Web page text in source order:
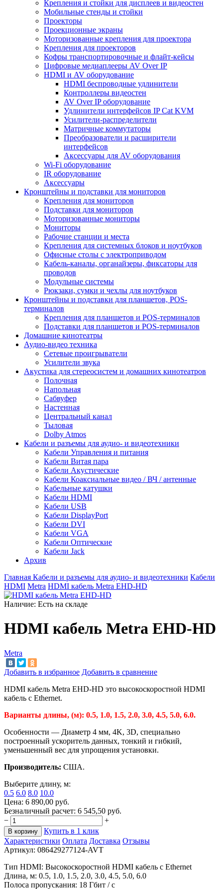
Крепления и стойки для дисплеев и видеостен
Мобильные стенды и стойки
Проекторы
Проекционные экраны
Моторизованные крепления для проектора
Крепления для проекторов
Кофры транспортировочные и флайт-кейсы
Цифровые медиаплееры AV Over IP
HDMI и AV оборудование
HDMI беспроводные удлинители
Контроллеры видеостен
AV Over IP оборудование
Удлинители интерфейсов IP Cat KVM
Усилители-распределители
Матричные коммутаторы
Преобразователи и расширители
интерфейсов
Аксессуары для AV оборудования
Wi-Fi оборудование
IR оборудование
Аксессуары
Кронштейны и подставки для мониторов
Крепления для мониторов
Подставки для мониторов
Моторизованные мониторы
Мониторы
Рабочие станции и места
Крепления для системных блоков и ноутбуков
Офисные столы с электроприводом
Кабель-каналы, органайзеры, фиксаторы для
проводов
Модульные системы
Рюкзаки, сумки и чехлы для ноутбуков
Кронштейны и подставки для планшетов, POS-
терминалов
Крепления для планшетов и POS-терминалов
Подставки для планшетов и POS-терминалов
Домашние кинотеатры
Аудио-видео техника
Сетевые проигрыватели
Усилители звука
Акустика для стереосистем и домашних кинотеатров
Полочная
Напольная
Сабвуфер
Настенная
Центральный канал
Тыловая
Dolby Atmos
Кабели и разъемы для аудио- и видеотехники
Кабели Управления и питания
Кабели Витая пара
Кабели Акустические
Кабели Коаксиальные видео / ВЧ / антенные
Кабельные катушки
Кабели HDMI
Кабели USB
Кабели DisplayPort
Кабели DVI
Кабели VGA
Кабели Оптические
Кабели Jack
Архив
Главная Кабели и разъемы для аудио- и видеотехники Кабели
HDMI Metra HDMI кабель Metra EHD-HD
Наличие: Есть на складе
HDMI кабель Metra EHD-HD
Metra
Добавить в избранное Добавить в сравнение
HDMI кабель Metra EHD-HD это высокоскоростной HDMI
кабель с Ethernet.
Варианты длины, (м): 0.5, 1.0, 1.5, 2.0, 3.0, 4.5, 5.0, 6.0.
Особенности — Диаметр 4 мм, 4K, 3D, cпециально
построенный ускоритель данных, тонкий и гибкий,
уменьшенный вес для упрощения установки.
Производитель: США.
Выберите длину, м:
0.5 6.0 8.0 10.0
Цена: 6 890,00 руб.
Безналичный расчет: 6 545,50 руб.
−
+
В корзину
Купить в 1 клик
Характеристики Оплата Доставка Отзывы
Артикул: 086429277124-AVT
Тип HDMI: Высокоскоростной HDMI кабель с Ethernet
Длина, м: 0.5, 1.0, 1.5, 2.0, 3.0, 4.5, 5.0, 6.0
Полоса пропускания: 18 Гбит / с